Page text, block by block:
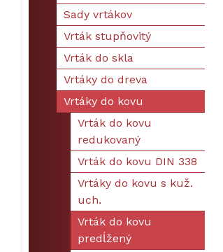
Sady vrtákov
Vrták stupňovitý
Vrták do skla
Vrtáky do dreva
Vrtáky do kovu
Vrták do kovu
redukovaný
Vrták do kovu DIN 338
Vrtáky do kovu s kuž.
uch.
Vrták do kovu
predĺžený